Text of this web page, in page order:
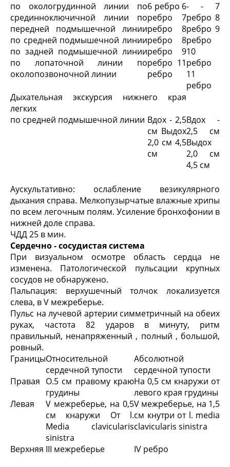
по окологрудинной линии по
срединноключичной линии по
передней подмышечной линии
по средней подмышечной линии
по задней подмышечной линии
по лопаточной линии по
околопозвоночной линии
6 ребро 6
ребро 7
ребро 8
ребро 8
ребро 9
ребро 11
ребро
- - 7
ребро 8
ребро 9
ребро
10
ребро
11
ребро
Дыхательная экскурсия нижнего края
легких
по средней подмышечной линии Вдох - 2,5
см Выдох
2,0 см 4,5
см
Вдох -
2,5 см
Выдох
2,0 см
4,5 см
Аускультативно: ослабление везикулярного
дыхания справа. Мелкопузырчатые влажные хрипы
по всем легочным полям. Усиление бронхофонии в
нижней доле справа.
ЧДД 25 в мин.
Сердечно - сосудистая система
При визуальном осмотре область сердца не
изменена. Патологической пульсации крупных
сосудов не обнаружено.
Пальпация: верхушечный толчок локализуется
слева, в V межреберье.
Пульс на лучевой артерии симметричный на обеих
руках, частота 82 ударов в минуту, ритм
правильный, ненапряженный , полный , большой,
ровный.
ГраницыОтносительной
сердечной тупости
Абсолютной
сердечной тупости
Правая О.5 см правому краю
грудины
На 0,5 см кнаружи от
левого края грудины
Левая
V межреберье, на 0,5
см кнаружи От l.
Media clavicularis
sinistra
V межреберье, на 1,5
см кнутри от l. media
clavicularis sinistra
Верхняя III межреберье IV ребро